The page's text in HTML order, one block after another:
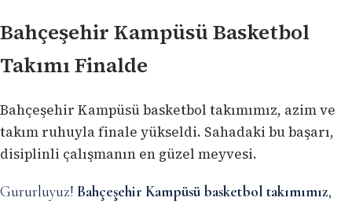
Bahçeşehir Kampüsü Basketbol
Takımı Finalde
Bahçeşehir Kampüsü basketbol takımımız, azim ve
takım ruhuyla finale yükseldi. Sahadaki bu başarı,
disiplinli çalışmanın en güzel meyvesi.
Gururluyuz! Bahçeşehir Kampüsü basketbol takımımız,